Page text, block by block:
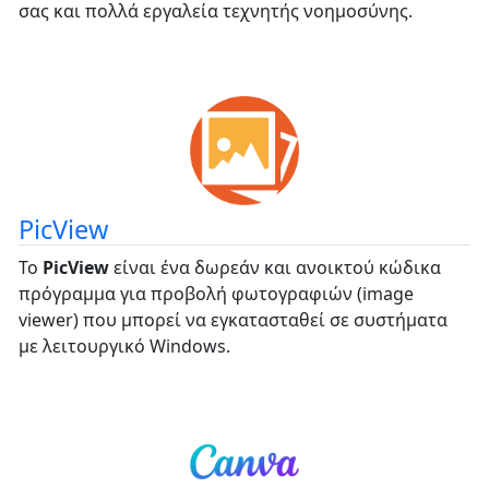
σας και πολλά εργαλεία τεχνητής νοημοσύνης.
PicView
Το PicViewείναι ένα δωρεάν και ανοικτού κώδικα
πρόγραμμα για προβολή φωτογραφιών (image
viewer) που μπορεί να εγκατασταθεί σε συστήματα
με λειτουργικό Windows.